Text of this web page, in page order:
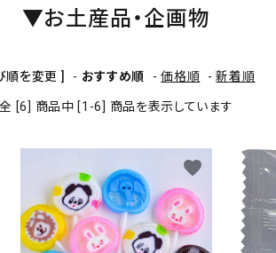
フルーツキャンディ
▼お土産品・企画物
順を変更 ] - おすすめ順 -価格順 -新着順
全 [6] 商品中 [1-6] 商品を表示しています
favorite